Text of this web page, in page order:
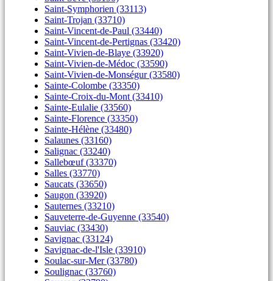
Saint-Symphorien (33113)
Saint-Trojan (33710)
Saint-Vincent-de-Paul (33440)
Saint-Vincent-de-Pertignas (33420)
Saint-Vivien-de-Blaye (33920)
Saint-Vivien-de-Médoc (33590)
Saint-Vivien-de-Monségur (33580)
Sainte-Colombe (33350)
Sainte-Croix-du-Mont (33410)
Sainte-Eulalie (33560)
Sainte-Florence (33350)
Sainte-Hélène (33480)
Salaunes (33160)
Salignac (33240)
Sallebœuf (33370)
Salles (33770)
Saucats (33650)
Saugon (33920)
Sauternes (33210)
Sauveterre-de-Guyenne (33540)
Sauviac (33430)
Savignac (33124)
Savignac-de-l'Isle (33910)
Soulac-sur-Mer (33780)
Soulignac (33760)